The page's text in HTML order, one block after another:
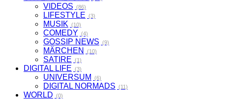
VIDEOS (86)
LIFESTYLE (3)
MUSIK (10)
COMEDY (4)
GOSSIP NEWS (9)
MÄRCHEN (10)
SATIRE (1)
DIGITAL LIFE (3)
UNIVERSUM (6)
DIGITAL NORMADS (11)
WORLD (0)